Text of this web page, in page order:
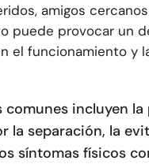
amigos
puede provocar un
el funcionamiento y
comunes incluyen
la separación, la
síntomas físicos